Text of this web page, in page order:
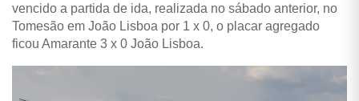
vencido a partida de ida, realizada no sábado anterior, no
Tomesão em João Lisboa por 1 x 0, o placar agregado
ficou Amarante 3 x 0 João Lisboa.